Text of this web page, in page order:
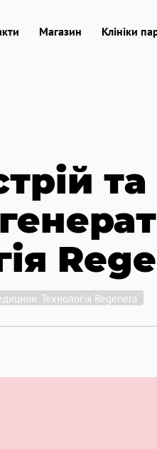
Магазин Клініки
та
Технологія Regenera